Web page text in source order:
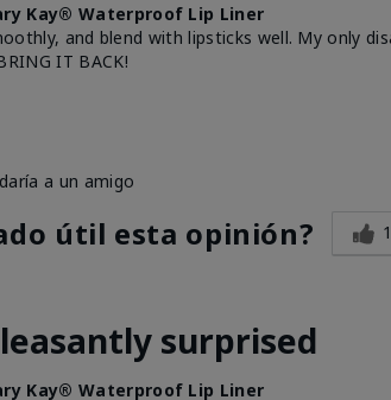
Kay® Waterproof Lip Liner
and blend with lipsticks well. My only
IT BACK!
a un amigo
útil esta opinión?
surprised
Kay® Waterproof Lip Liner